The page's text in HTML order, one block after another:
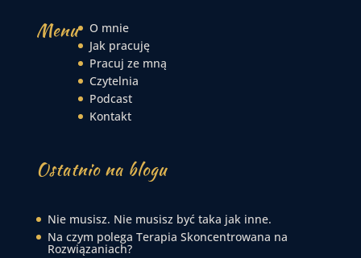
Menu
O mnie
Jak pracuję
Pracuj ze mną
Czytelnia
Podcast
Kontakt
Ostatnio na blogu
Nie musisz. Nie musisz być taka jak inne.
Na czym polega Terapia Skoncentrowana na
Rozwiązaniach?